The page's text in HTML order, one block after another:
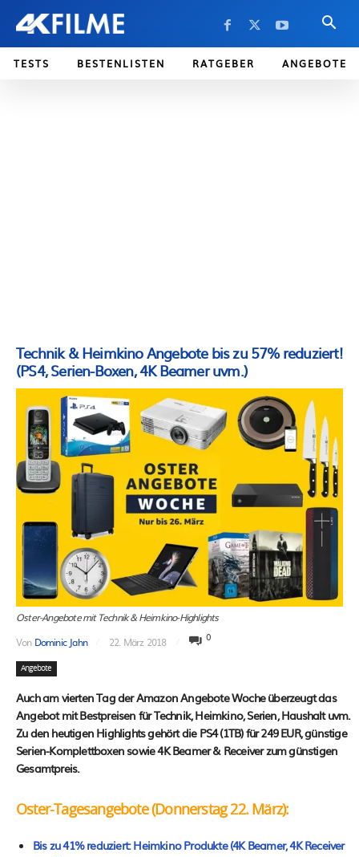
TESTS BESTENLISTEN RATGEBER ANGEBOTE
Technik & Heimkino Angebote bis zu 57% reduziert!
(PS4, Serien-Boxen, 4K Beamer uvm.)
Oster-Angebote mit Technik & Heimkino-Highlights
Von Dominic Jahn 22. März 2018 0
Angebote
Auch am vierten Tag der Amazon Angebote Woche überzeugt das
Angebot mit Bestpreisen für Technik, Heimkino, Serien, Haushalt uvm.
Zu den heutigen Highlights gehört die PS4 (1TB) für 249 EUR, günstige
Serien-Komplettboxen sowie 4K Beamer & Receiver zum günstigen
Gesamtpreis.
Oster-Tagesangebote (Donnerstag 22. März):
Bis zu 41% reduziert: Heimkino Produkte (4K Beamer, 4K Receiver